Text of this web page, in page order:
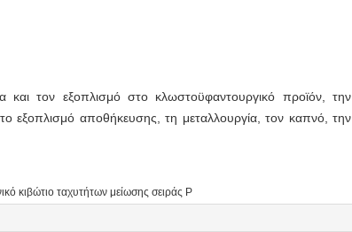
και τον εξοπλισμό στο κλωστοϋφαντουργικό προϊόν, την
εξοπλισμό αποθήκευσης, τη μεταλλουργία, τον καπνό, την
κιβώτιο ταχυτήτων μείωσης σειράς Ρ